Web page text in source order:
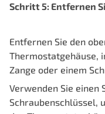
Schritt 5: Entfernen
Entfernen Sie den
Thermostatgehäuse,
Zange oder einem
Verwenden Sie einen
Schraubenschlüssel,